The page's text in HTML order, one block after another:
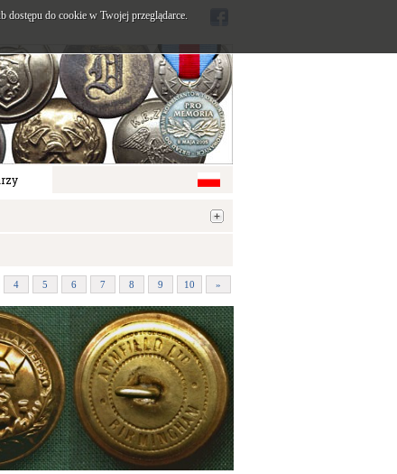
4 5 6 7 8 9 10 »
dostępu do cookie w Twojej przeglądarce.